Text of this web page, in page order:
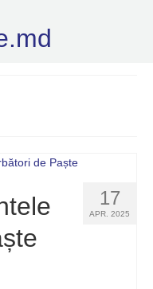
17
APR. 2025